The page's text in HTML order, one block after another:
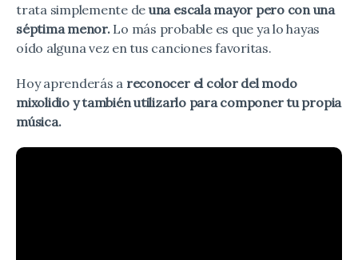
trata simplemente de una escala mayor pero con una
séptima menor.Lo más probable es que ya lo hayas
oído alguna vez en tus canciones favoritas.
Hoy aprenderás a reconocer el color del modo
mixolidio y también utilizarlo para componer tu propia
música.